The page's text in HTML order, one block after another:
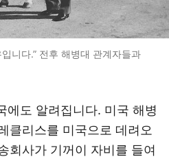
니다.” 전후 해병대 관계자들과
에도 알려집니다. 미국 해병
클리스를 미국으로 데려오
회사가 기꺼이 자비를 들여